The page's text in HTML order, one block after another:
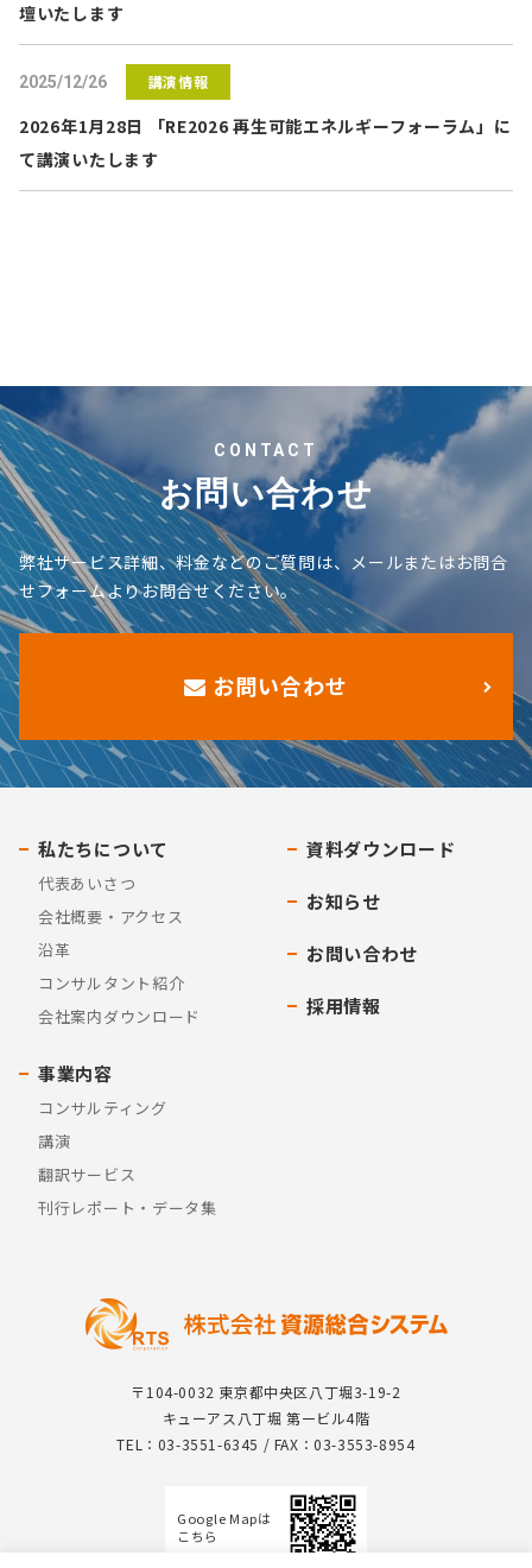
壇いたします
2025/12/26 講演情報
2026年1月28日 「RE2026 再生可能エネルギーフォーラム」に
て講演いたします
CONTACT
お問い合わせ
弊社サービス詳細、料金などのご質問は、メールまたはお問合
せフォームよりお問合せください。
お問い合わせ
〒104-0032 東京都中央区八丁堀3-19-2
キューアス八丁堀 第一ビル4階
TEL：03-3551-6345 / FAX：03-3553-8954
Google Mapは
こちら
私たちについて
代表あいさつ
会社概要・アクセス
沿革
コンサルタント紹介
会社案内ダウンロード
事業内容
コンサルティング
講演
翻訳サービス
刊行レポート・データ集
資料ダウンロード
お知らせ
お問い合わせ
採用情報